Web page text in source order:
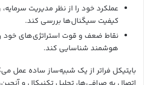
عملکرد خود را از نظر مدیریت
کیفیت سیگنال‌ها بررسی کند.
نقاط ضعف و قوت استراتژی‌های خود
هوشمند شناسایی کند.
بایتیکل فراتر از یک شبیه‌ساز ساده عمل